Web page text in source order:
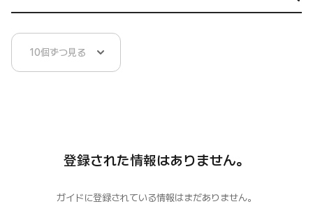
登録された情報はありません。
ガイドに登録されている情報はまだありません。